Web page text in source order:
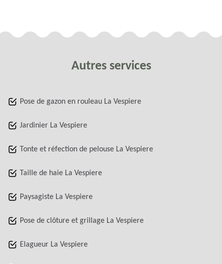
Autres services
Pose de gazon en rouleau La Vespiere
Jardinier La Vespiere
Tonte et réfection de pelouse La Vespiere
Taille de haie La Vespiere
Paysagiste La Vespiere
Pose de clôture et grillage La Vespiere
Elagueur La Vespiere